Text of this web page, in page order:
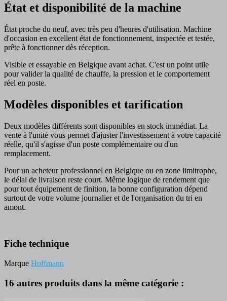
État et disponibilité de la machine
État proche du neuf, avec très peu d'heures d'utilisation. Machine
d'occasion en excellent état de fonctionnement, inspectée et testée,
prête à fonctionner dès réception.
Visible et essayable en Belgique avant achat. C'est un point utile
pour valider la qualité de chauffe, la pression et le comportement
réel en poste.
Modèles disponibles et tarification
Deux modèles différents sont disponibles en stock immédiat. La
vente à l'unité vous permet d'ajuster l'investissement à votre capacité
réelle, qu'il s'agisse d'un poste complémentaire ou d'un
remplacement.
Pour un acheteur professionnel en Belgique ou en zone limitrophe,
le délai de livraison reste court. Même logique de rendement que
pour tout équipement de finition, la bonne configuration dépend
surtout de votre volume journalier et de l'organisation du tri en
amont.
Fiche technique
Marque Hoffmann
16 autres produits dans la même catégorie :